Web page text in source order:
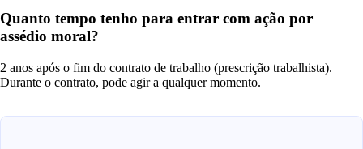
Quanto tempo tenho para entrar com ação por
assédio moral?
2 anos após o fim do contrato de trabalho (prescrição trabalhista).
Durante o contrato, pode agir a qualquer momento.